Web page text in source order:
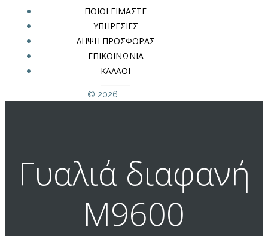
ΠΟΙΟΙ ΕΙΜΑΣΤΕ
ΥΠΗΡΕΣΙΕΣ
ΛΗΨΗ ΠΡΟΣΦΟΡΑΣ
ΕΠΙΚΟΙΝΩΝΙΑ
ΚΑΛΑΘΙ
© 2026.
Γυαλιά διαφανή
Μ9600